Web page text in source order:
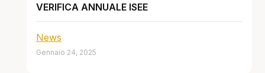
VERIFICA ANNUALE ISEE
News
Gennaio 24, 2025